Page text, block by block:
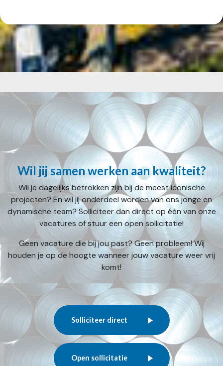
Wil jij samen werken aan kwaliteit?
Wil je dagelijks betrokken zijn bij de meest iconische
projecten? En wil jij onderdeel worden van ons jonge en
dynamische team? Solliciteer dan direct op één van onze
vacatures of stuur een open sollicitatie!
Geen vacature die bij jou past? Geen probleem! Wij
houden je op de hoogte wanneer jouw vacature weer vrij
komt!
Solliciteer direct
Open sollicitatie